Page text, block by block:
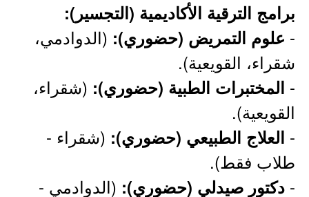
برامج الترقية الأكاديمية (التجسير):
- علوم التمريض (حضوري): (الدوادمي،
شقراء، القويعية).
- المختبرات الطبية (حضوري): (شقراء،
القويعية).
- العلاج الطبيعي (حضوري): (شقراء -
طلاب فقط).
- دكتور صيدلي (حضوري): (الدوادمي -